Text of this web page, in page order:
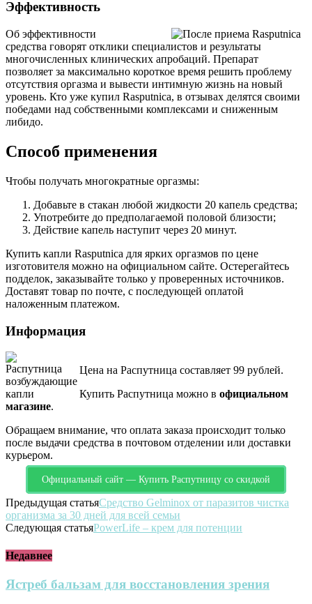
Эффективность
Об эффективности
средства говорят отклики специалистов и результаты
многочисленных клинических апробаций. Препарат
позволяет за максимально короткое время решить проблему
отсутствия оргазма и вывести интимную жизнь на новый
уровень. Кто уже купил Rasputnica, в отзывах делятся своими
победами над собственными комплексами и сниженным
либидо.
Способ применения
Чтобы получать многократные оргазмы:
Добавьте в стакан любой жидкости 20 капель средства;
Употребите до предполагаемой половой близости;
Действие капель наступит через 20 минут.
Купить капли Rasputnica для ярких оргазмов по цене
изготовителя можно на официальном сайте. Остерегайтесь
подделок, заказывайте только у проверенных источников.
Доставят товар по почте, с последующей оплатой
наложенным платежом.
Информация
Цена на Распутница составляет 99 рублей.
Купить Распутница можно вофициальном
магазине.
Обращаем внимание, что оплата заказа происходит только
после выдачи средства в почтовом отделении или доставки
курьером.
Официальный сайт — Купить Распутницу со скидкой
Предыдущая статьяСредство Gelminox от паразитов чистка
организма за 30 дней для всей семьи
Следующая статьяPowerLife – крем для потенции
Недавнее
Ястреб бальзам для восстановления зрения